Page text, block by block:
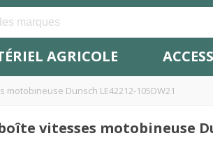
AGRICOLE
motobineuse Dunsch LE42212-105DW21
vitesses motobineuse